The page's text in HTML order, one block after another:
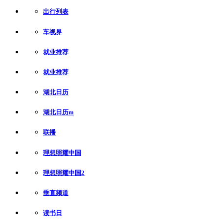
出行列表
车视界
就业推荐
就业推荐
湖北日历
湖北日历m
联播
理想照耀中国
理想照耀中国2
垂直频道
读书日